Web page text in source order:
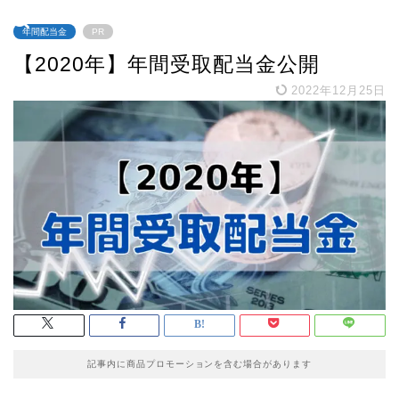
年間配当金 PR
【2020年】年間受取配当金公開
2022年12月25日
記事内に商品プロモーションを含む場合があります